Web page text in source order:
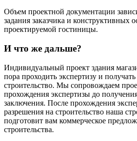
Объем проектной документации
задания заказчика и конструктивных
проектируемой гостиницы.
И что же дальше?
Индивидуальный проект здания
пора проходить экспертизу и
строительство. Мы сопровождаем
прохождения экспертизы до
заключения. После прохождения
разрешения на строительство наша
подготовит вам коммерческое
строительства.